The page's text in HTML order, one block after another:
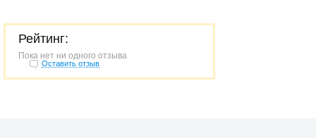
Рейтинг:
Пока нет ни одного отзыва
Оставить отзыв